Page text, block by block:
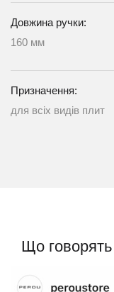
Довжина ручки:
160 мм
Призначення:
для всіх видів плит
Що говорять